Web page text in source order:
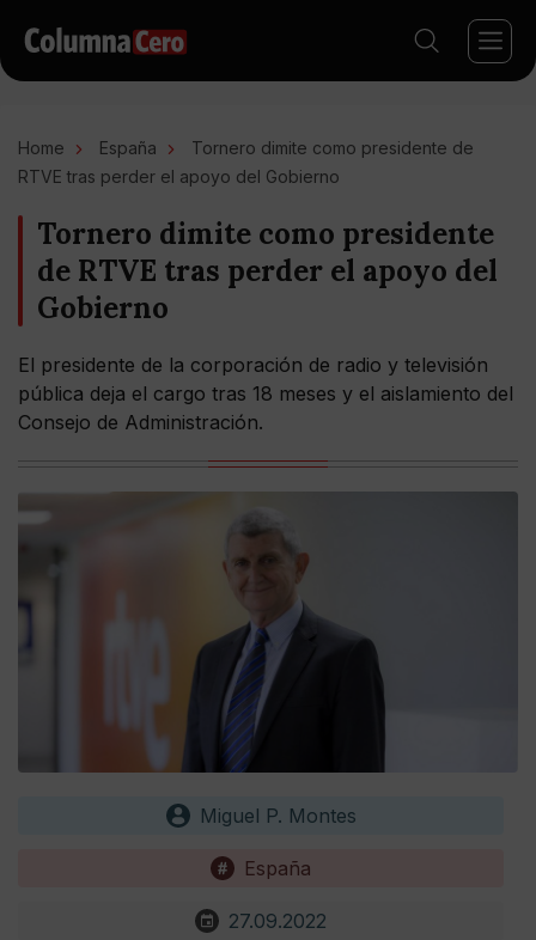
Home España
Tornero dimite como presidente de
RTVE tras perder el apoyo del Gobierno
Tornero dimite como presidente
de RTVE tras perder el apoyo del
Gobierno
El presidente de la corporación de radio y televisión
pública deja el cargo tras 18 meses y el aislamiento del
Consejo de Administración.
Miguel P. Montes
España
27.09.2022